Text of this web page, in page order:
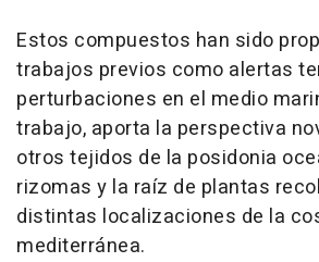
Estos compuestos han sido
trabajos previos como alertas
perturbaciones en el medio
trabajo, aporta la perspectiva
otros tejidos de la posidonia
rizomas y la raíz de plantas
distintas localizaciones de la
mediterránea.